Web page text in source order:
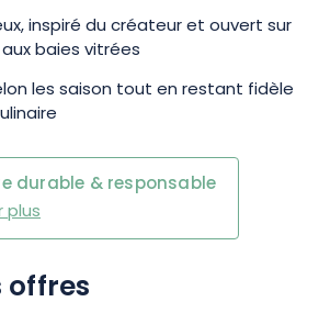
inspiré du créateur et ouvert sur
baies vitrées
les saison tout en restant fidèle
durable & responsable
plus
offres